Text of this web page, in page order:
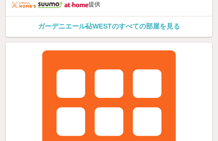
提供
ガーデニエール砧WESTのすべての部屋を見る